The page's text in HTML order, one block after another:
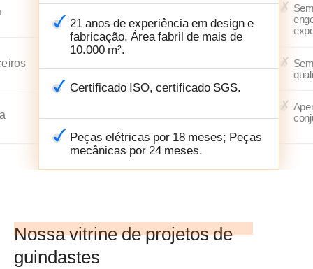
21 anos de experiência em design e
fabricação. Área fabril de mais de
10.000 m².
Certificado ISO, certificado SGS.
Peças elétricas por 18 meses; Peças
mecânicas por 24 meses.
Nossa vitrine de projetos de
guindastes